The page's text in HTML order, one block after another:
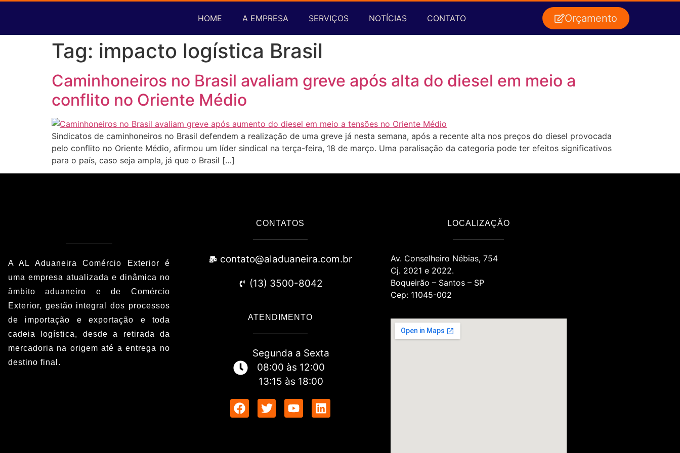
HOME A EMPRESA SERVIÇOS NOTÍCIAS CONTATO Orçamento
Tag: impacto logística Brasil
Caminhoneiros no Brasil avaliam greve após alta do diesel em meio a
conflito no Oriente Médio
Sindicatos de caminhoneiros no Brasil defendem a realização de uma greve já nesta semana, após a recente alta nos preços do diesel provocada
pelo conflito no Oriente Médio, afirmou um líder sindical na terça-feira, 18 de março. Uma paralisação da categoria pode ter efeitos significativos
para o país, caso seja ampla, já que o Brasil […]
A AL Aduaneira Comércio Exterior é
uma empresa atualizada e dinâmica no
âmbito aduaneiro e de Comércio
Exterior, gestão integral dos processos
de importação e exportação e toda
cadeia logística, desde a retirada da
mercadoria na origem até a entrega no
destino final.
CONTATOS
contato@aladuaneira.com.br
(13) 3500-8042
ATENDIMENTO
Segunda a Sexta
08:00 às 12:00
13:15 às 18:00
LOCALIZAÇÃO
Av. Conselheiro Nébias, 754
Cj. 2021 e 2022.
Boqueirão – Santos – SP
Cep: 11045-002